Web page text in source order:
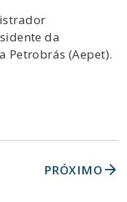
da
Petrobrás (Aepet).
PRÓXIMO arrow_forward